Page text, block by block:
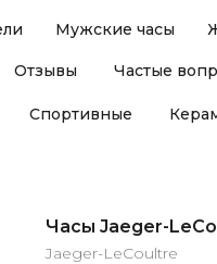
Отзывы Частые
Мужские часы
Спортивные
Часы Jaeger-
Jaeger-LeCoultre